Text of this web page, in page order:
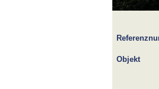
Objekt